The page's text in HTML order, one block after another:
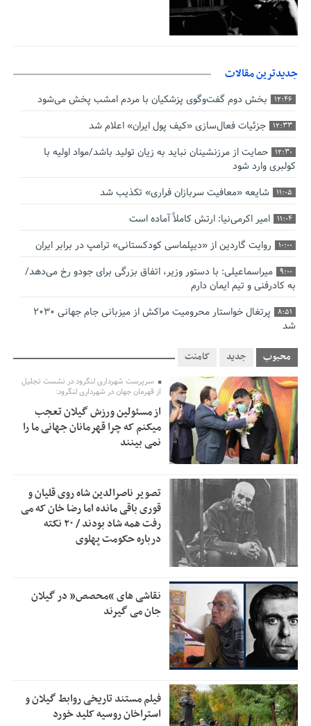
جدیدترین مقالات
12:46 بخش دوم گفت‌وگوی پزشکیان با مردم امشب پخش می‌شود
12:33 جزئیات فعال‌سازی «کیف پول ایران» اعلام شد
12:30
حمایت از مرزنشینان نباید به زیان تولید باشد/مواد اولیه با
کولبری وارد شود
11:05 شایعه «معافیت سربازان فراری» تکذیب شد
11:04 امیر اکرمی‌نیا: ارتش کاملاً آماده است
10:00 روایت گاردین از «دیپلماسی کودکستانی» ترامپ در برابر ایران
9:00
میراسماعیلی: با دستور وزیر، اتفاق بزرگی برای جودو رخ می‌دهد/
به کادرفنی و تیم ایمان دارم
8:51
پرتغال خواستار محرومیت مراکش از میزبانی جام جهانی ۲۰۳۰
شد
8:41 فریدون جیرانی: اکبر عبدی حیف شد
0:58
تسهیلات اشتغالزایی در اختیار نهادهای حمایتی باید براساس
اولویت‌های گیلان پرداخت شود
2:53
زمان جلسه سرنوشت‌ساز هیات رئیسه فدراسیون فوتبال با حضور
قلعه‌نویی مشخص شد
2:50
دفتر رهبر انقلاب: مطالب خارج از مراجع رسمی فاقد سندیت
2:46
بقائی: فضای مذاکرات فنی و سیاسی ایران و عمان درباره تنگه
هرمز، مثبت است
1:30
رئیس سازمان جهاد کشاورزی استان: کشاورزان گیلان نسبت به
دریافت یارانه کود اقدام کنند
1:00 تمدید مهلت اظهارنامه‌های مالیاتی سال ۱۴۰۴ تا پایان شهریورماه
محبوب جدید کامنت
سرپرست شهرداری لنگرود در نشست تجلیل
از قهرمان جهان در شهرداری لنگرود:
از مسئولین ورزش گیلان تعجب
میکنم که چرا قهرمانان جهانی ما را
نمی بینند
تصویر ناصرالدین شاه روی قلیان و
قوری باقی مانده اما رضا خان که می
رفت همه شاد بودند / ۲۰ نکته
درباره حکومت پهلوی
نقاشی های “محصص” در گیلان
جان می گیرند
فیلم مستند تاریخی روابط گیلان و
استراخان روسیه کلید خورد